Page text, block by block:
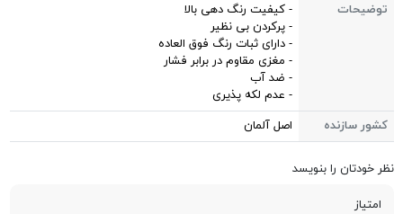
توضیحات
- کیفیت رنگ دهی بالا
- پرکردن بی نظیر
- دارای ثبات رنگ فوق العاده
- مغزی مقاوم در برابر فشار
- ضد آب
- عدم لکه پذیری
کشور سازنده
اصل آلمان
نظر خودتان را بنویسد
امتیاز